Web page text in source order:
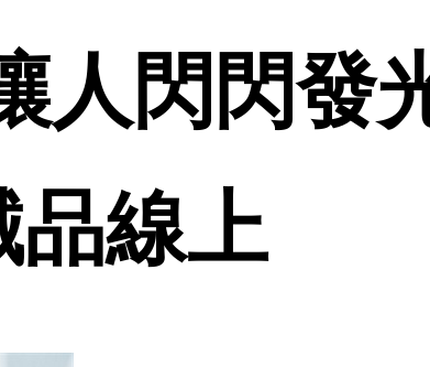
人閃閃發
品線上